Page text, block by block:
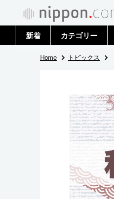
新着 カテゴリー
政治・外交
国際
社会
科学・技術
Home トピックス